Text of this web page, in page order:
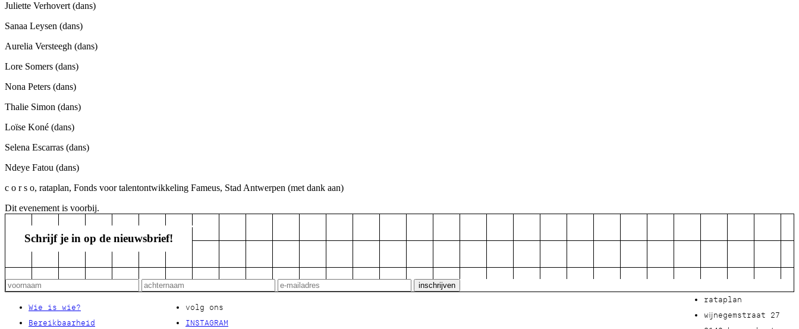
Juliette Verhovert (dans)
Sanaa Leysen (dans)
Aurelia Versteegh (dans)
Lore Somers (dans)
Nona Peters (dans)
Thalie Simon (dans)
Loïse Koné (dans)
Selena Escarras (dans)
Ndeye Fatou (dans)
c o r s o, rataplan, Fonds voor talentontwikkeling Fameus, Stad Antwerpen (met dank aan)
Dit evenement is voorbij.
Schrijf je in op de nieuwsbrief!
Wie is wie?
Bereikbaarheid
volg ons
INSTAGRAM
rataplan
wijnegemstraat 27